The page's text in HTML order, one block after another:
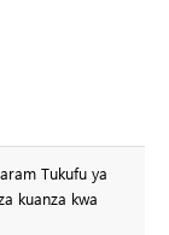
Tukufu ya
kuanza kwa